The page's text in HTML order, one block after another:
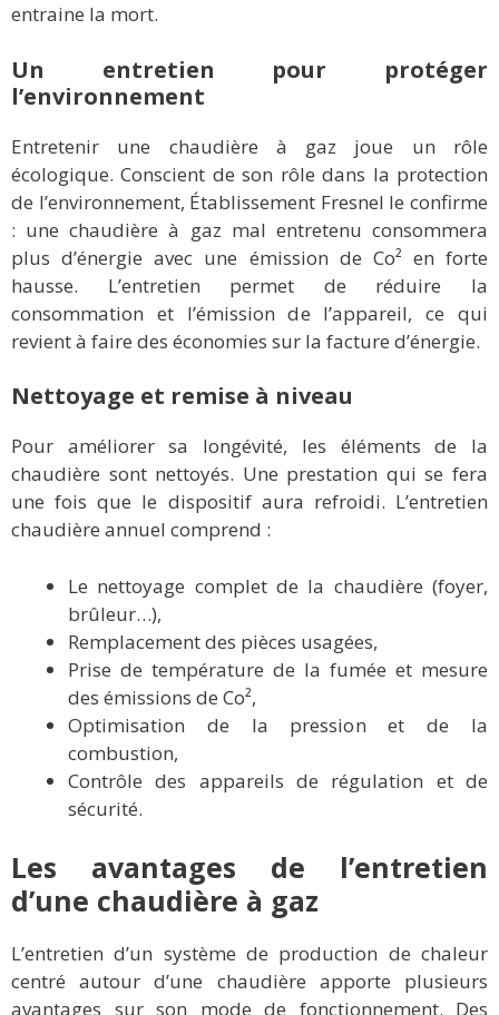
entraine la mort.
Un entretien pour protéger
l’environnement
Entretenir une chaudière à gaz joue un rôle
écologique. Conscient de son rôle dans la protection
de l’environnement, Établissement Fresnel le confirme
: une chaudière à gaz mal entretenu consommera
plus d’énergie avec une émission de Co² en forte
hausse. L’entretien permet de réduire la
consommation et l’émission de l’appareil, ce qui
revient à faire des économies sur la facture d’énergie.
Nettoyage et remise à niveau
Pour améliorer sa longévité, les éléments de la
chaudière sont nettoyés. Une prestation qui se fera
une fois que le dispositif aura refroidi. L’entretien
chaudière annuel comprend :
Le nettoyage complet de la chaudière (foyer,
brûleur…),
Remplacement des pièces usagées,
Prise de température de la fumée et mesure
des émissions de Co²,
Optimisation de la pression et de la
combustion,
Contrôle des appareils de régulation et de
sécurité.
Les avantages de l’entretien
d’une chaudière à gaz
L’entretien d’un système de production de chaleur
centré autour d’une chaudière apporte plusieurs
avantages sur son mode de fonctionnement. Des